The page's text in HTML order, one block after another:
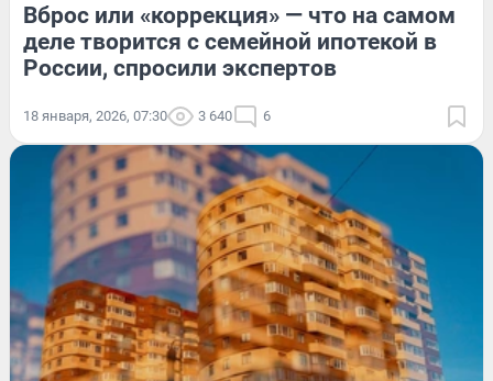
Вброс или «коррекция» — что на самом
деле творится с семейной ипотекой в
России, спросили экспертов
18 января, 2026, 07:30 3 640 6